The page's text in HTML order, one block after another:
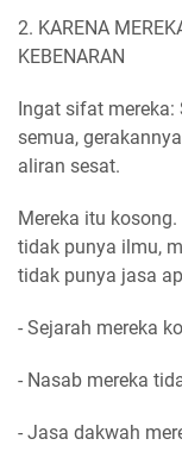
2. KARENA
KEBENARAN
Ingat sifat
semua,
aliran sesat.
Mereka itu
tidak punya ilmu,
tidak punya jasa
- Sejarah mereka
- Nasab mereka
- Jasa dakwah